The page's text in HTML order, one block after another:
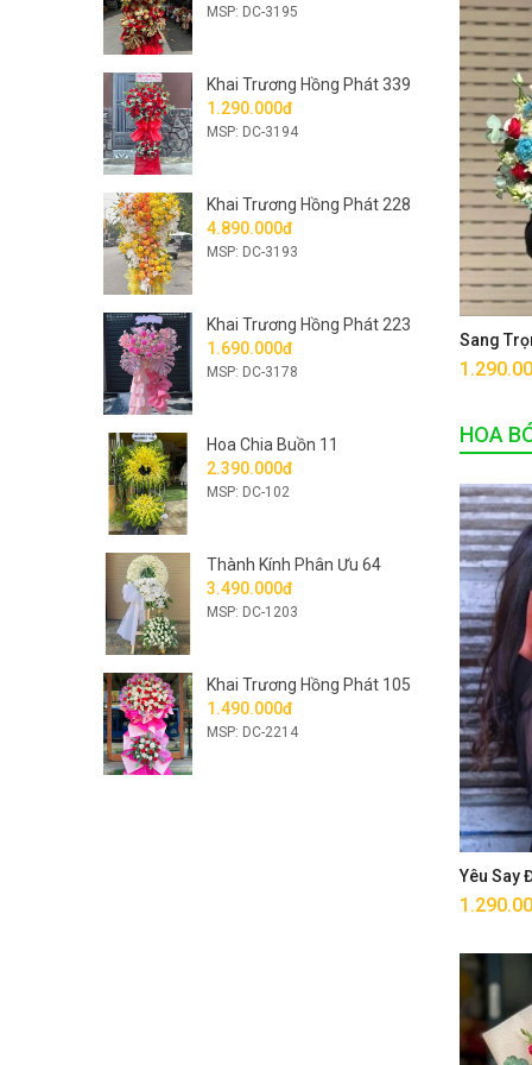
Sang
HOA
Yêu Say
MSP: DC-3195
Khai Trương Hồng Phát 339
1.290.000đ
MSP: DC-3194
Khai Trương Hồng Phát 228
4.890.000đ
MSP: DC-3193
Khai Trương Hồng Phát 223
1.690.000đ
MSP: DC-3178
Hoa Chia Buồn 11
2.390.000đ
MSP: DC-102
Thành Kính Phân Ưu 64
3.490.000đ
MSP: DC-1203
Khai Trương Hồng Phát 105
1.490.000đ
MSP: DC-2214